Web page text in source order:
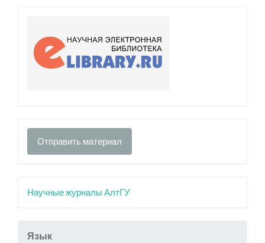
Отправить материал
Научные журналы АлтГУ
Язык